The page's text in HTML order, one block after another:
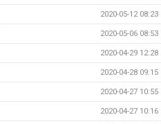
2020-05-12 08:23
2020-05-06 08:53
2020-04-29 12:28
2020-04-28 09:15
2020-04-27 10:55
2020-04-27 10:16